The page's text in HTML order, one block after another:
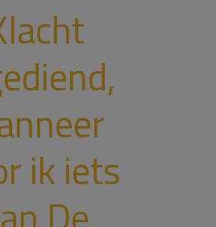
ik iets